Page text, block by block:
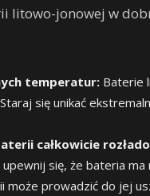
litowo-jonowej w
temperatur: Baterie
się unikać
całkowicie
się, że bateria
może prowadzić do jej